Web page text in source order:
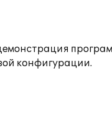
конфигурации.